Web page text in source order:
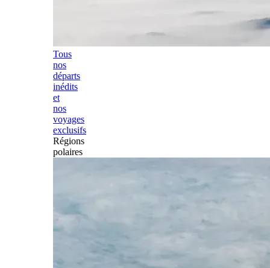
Tous
nos
départs
inédits
et
nos
voyages
exclusifs
Régions
polaires